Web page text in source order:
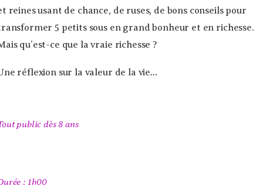
reines usant de chance, de ruses, de bons conseils pour
5 petits sous en grand bonheur et en richesse.
qu’est-ce que la vraie richesse ?
réflexion sur la valeur de la vie…
public dès 8 ans
: 1h00